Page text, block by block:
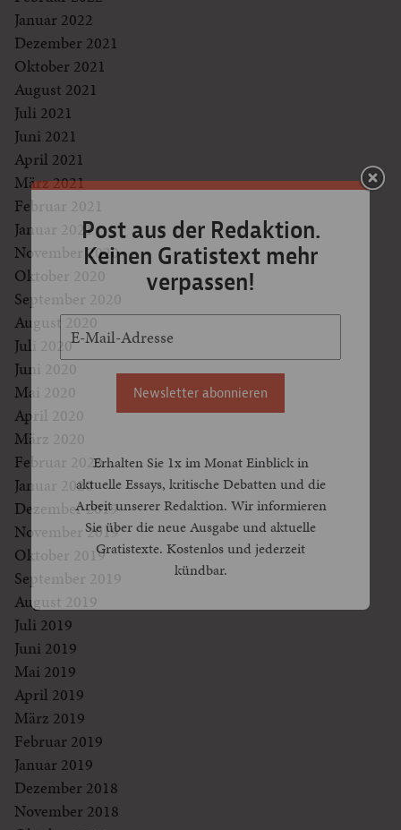
Januar 2022
Dezember 2021
Oktober 2021
August 2021
Juli 2021
Juni 2021
April 2021
März 2021
Februar 2021
Januar 2021
November 2020
Oktober 2020
September 2020
August 2020
Juli 2020
Juni 2020
Mai 2020
April 2020
März 2020
Februar 2020
Januar 2020
Dezember 2019
November 2019
Oktober 2019
September 2019
August 2019
Juli 2019
Juni 2019
Mai 2019
April 2019
März 2019
Februar 2019
Januar 2019
Dezember 2018
November 2018
Post aus der Redaktion.
Keinen Gratistext mehr
verpassen!
Newsletter abonnieren
Erhalten Sie 1x im Monat Einblick in
aktuelle Essays, kritische Debatten und die
Arbeit unserer Redaktion. Wir informieren
Sie über die neue Ausgabe und aktuelle
Gratistexte. Kostenlos und jederzeit
kündbar.